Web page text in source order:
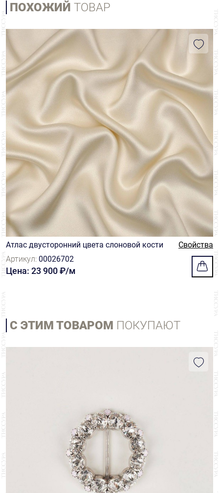
ПОХОЖИЙ ТОВАР
Атлас двусторонний цвета слоновой кости
Свойства
Артикул: 00026702
Цена: 23 900 ₽/м
С ЭТИМ ТОВАРОМ ПОКУПАЮТ